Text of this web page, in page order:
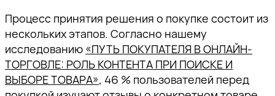
Процесс принятия решения о покупке состоит из
нескольких этапов. Согласно нашему
исследованию «ПУТЬ ПОКУПАТЕЛЯ В ОНЛАЙН-
ТОРГОВЛЕ: РОЛЬ КОНТЕНТА ПРИ ПОИСКЕ И
ВЫБОРЕ ТОВАРА», 46 % пользователей перед